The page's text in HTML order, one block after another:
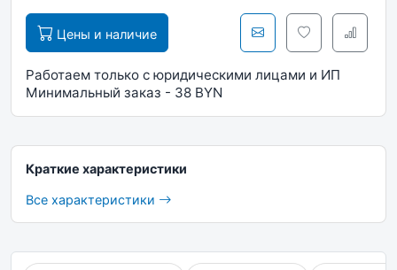
Цены и наличие
Работаем только с юридическими лицами и ИП
Минимальный заказ - 38 BYN
Краткие характеристики
Все характеристики